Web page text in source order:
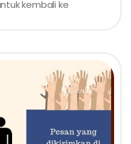
kembali ke